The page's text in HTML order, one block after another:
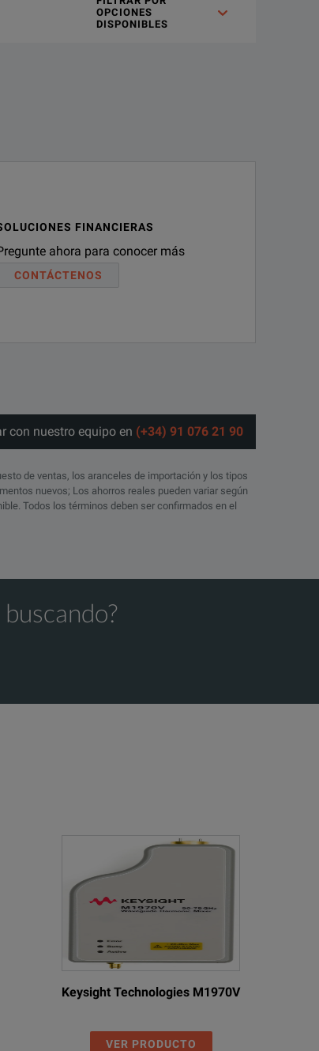
OPCIONES
DISPONIBLES
FINANCIERAS
ahora para conocer más
CONTÁCTENOS
con nuestro equipo en (+34) 91 076 21 90
de ventas, los aranceles de importación y los tipos
nuevos; Los ahorros reales pueden variar según
Todos los términos deben ser confirmados en el
Keysight Technologies M1970V
VER PRODUCTO